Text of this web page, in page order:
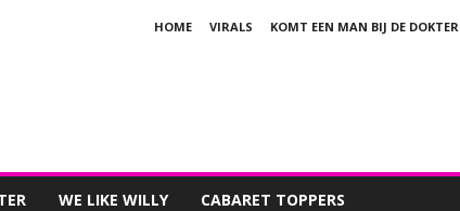
HOME VIRALS KOMT EEN MAN BIJ DE DOKTER
WE LIKE WILLY CABARET TOPPERS